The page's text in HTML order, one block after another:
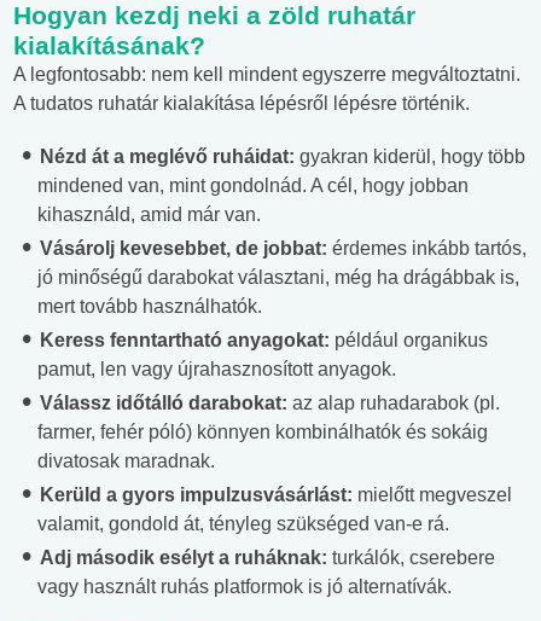
Hogyan kezdj neki a zöld ruhatár
kialakításának?
A legfontosabb: nem kell mindent egyszerre megváltoztatni.
A tudatos ruhatár kialakítása lépésről lépésre történik.
Nézd át a meglévő ruháidat: gyakran kiderül, hogy több
mindened van, mint gondolnád. A cél, hogy jobban
kihasználd, amid már van.
Vásárolj kevesebbet, de jobbat: érdemes inkább tartós,
jó minőségű darabokat választani, még ha drágábbak is,
mert tovább használhatók.
Keress fenntartható anyagokat: például organikus
pamut, len vagy újrahasznosított anyagok.
Válassz időtálló darabokat: az alap ruhadarabok (pl.
farmer, fehér póló) könnyen kombinálhatók és sokáig
divatosak maradnak.
Kerüld a gyors impulzusvásárlást: mielőtt megveszel
valamit, gondold át, tényleg szükséged van-e rá.
Adj második esélyt a ruháknak: turkálók, cserebere
vagy használt ruhás platformok is jó alternatívák.